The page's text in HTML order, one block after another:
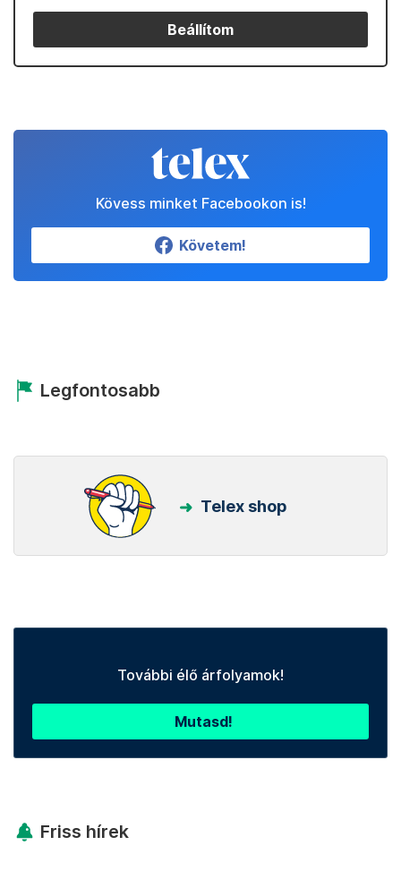
Beállítom
Kövess minket Facebookon is!
Követem!
Legfontosabb
Telex shop
További élő árfolyamok!
Mutasd!
Friss hírek